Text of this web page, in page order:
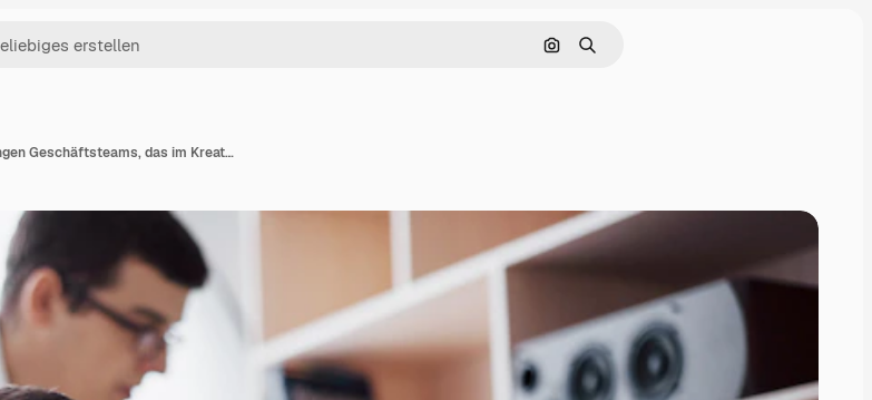
Nach Bild suchen
Suchen
Daten analysieren. Nahaufnahme eines jungen Geschäftsteams, das im Kreativbüro zusammenarbeitet, während die junge Frau mit Stift auf die im Diagramm dargestellten Daten zeigt